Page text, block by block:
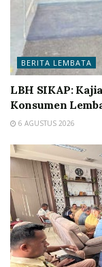
BERITA LEMBATA
LBH SIKAP:
Konsumen
6 AGUSTUS 2026